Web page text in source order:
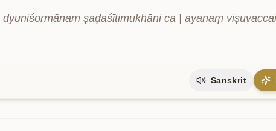
dyuniśormānam ṣaḍaśītimukhāni ca | ayanaṃ
Sanskrit